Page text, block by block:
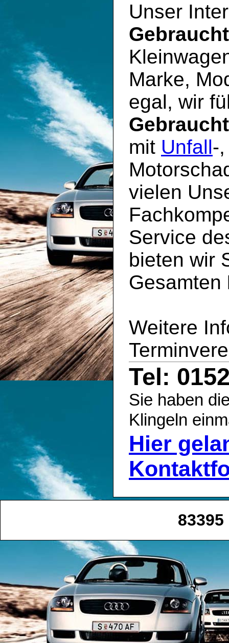
Unser
Marke,
egal, wir
mit Unfall-
vielen
Service
bieten wir
Gesamten
Weitere
Tel:
Sie haben
Klingeln
Hier